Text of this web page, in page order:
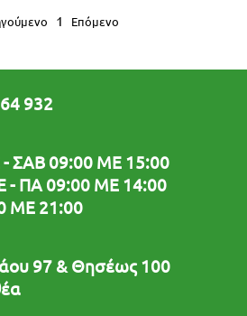
1 Επόμενο
932
- ΣΑΒ 09:00 ΜΕ 15:00
- ΠΑ 09:00 ΜΕ 14:00
ΜΕ 21:00
97 & Θησέως 100